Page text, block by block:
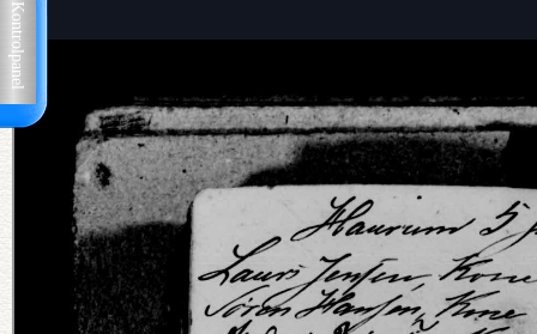
Kontrolpanel